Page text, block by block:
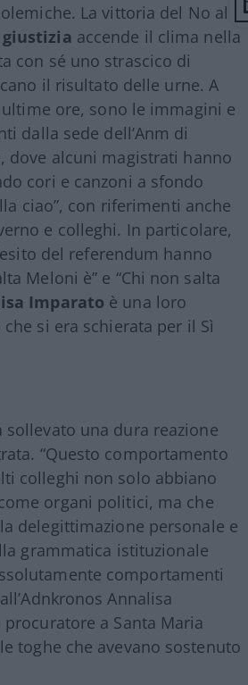
La vittoria del No al
accende il clima nella
con sé uno strascico di
il risultato delle urne. A
ore, sono le immagini e
dalla sede dell’Anm di
dove alcuni magistrati hanno
cori e canzoni a sfondo
ciao”, con riferimenti anche
e colleghi. In particolare,
del referendum hanno
Meloni è” e “Chi non salta
Imparato è una loro
si era schierata per il Sì
sollevato una dura reazione
“Questo comportamento
colleghi non solo abbiano
organi politici, ma che
delegittimazione personale e
grammatica istituzionale
comportamenti
Annalisa
a Santa Maria
toghe che avevano sostenuto